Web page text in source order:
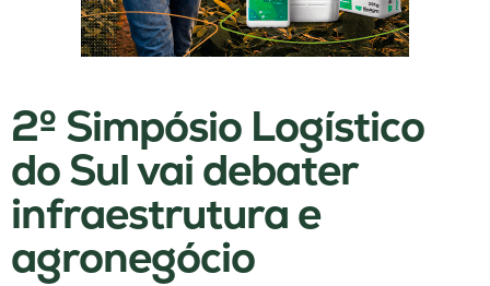
2º Simpósio Logístico
do Sul vai debater
infraestrutura e
agronegócio